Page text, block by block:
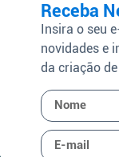
Receba
Insira o seu
novidades e
da criação